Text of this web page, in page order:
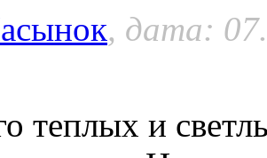
, дата:
теплых и